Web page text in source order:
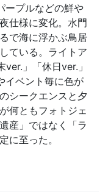
ープルなどの鮮や
仕様に変化。水門
で海に浮かぶ鳥居
ている。ライトア
」「休日ver.」
イベント毎に色が
シークエンスと夕
何ともフォトジェ
産」ではなく「ラ
に至った。